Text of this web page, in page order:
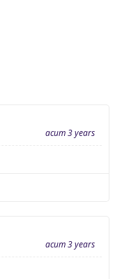
acum 3 years
acum 3 years